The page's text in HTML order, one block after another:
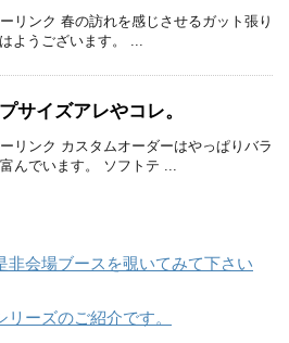
リンク 春の訪れを感じさせるガット張り
ようございます。 ...
サイズアレやコレ。
リンク カスタムオーダーはやっぱりバラ
んでいます。 ソフトテ ...
非会場ブースを覗いてみて下さい
リーズのご紹介です。